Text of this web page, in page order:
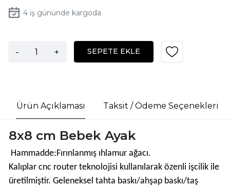
4iş gününde kargoda
- + SEPETE EKLE
Ürün Açıklaması Taksit / Ödeme Seçenekleri
8x8 cm Bebek Ayak
Hammadde:Fırınlanmış ıhlamur ağacı.
Kalıplar cnc router teknolojisi kullanılarak özenli işcilik ile
üretilmiştir. Geleneksel tahta baskı/ahşap baskı/taş